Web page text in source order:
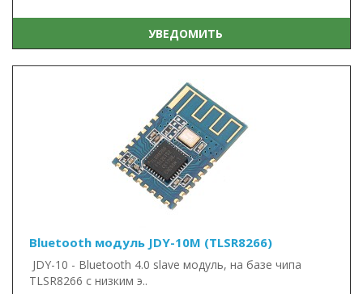
УВЕДОМИТЬ
Bluetooth модуль JDY-10M (TLSR8266)
JDY-10 - Bluetooth 4.0 slave модуль, на базе чипа
TLSR8266 с низким э..